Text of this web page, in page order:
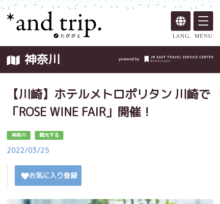
神奈川
【川崎】ホテルメトロポリタン 川崎で
「ROSE WINE FAIR」開催！
神奈川 観光する
2022/03/25
お気に入り登録